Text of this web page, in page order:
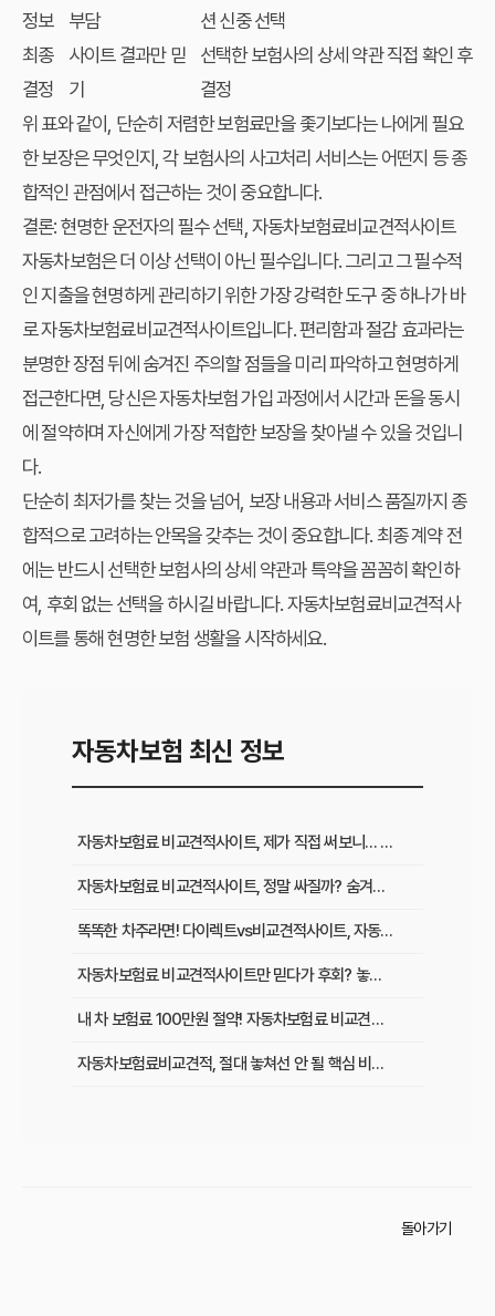
정보
부담
션 신중 선택
최종
결정
사이트 결과만 믿
기
선택한 보험사의 상세 약관 직접 확인 후
결정
위 표와 같이, 단순히 저렴한 보험료만을 좇기보다는 나에게 필요
한 보장은 무엇인지, 각 보험사의 사고처리 서비스는 어떤지 등 종
합적인 관점에서 접근하는 것이 중요합니다.
결론: 현명한 운전자의 필수 선택, 자동차보험료비교견적사이트
자동차보험은 더 이상 선택이 아닌 필수입니다. 그리고 그 필수적
인 지출을 현명하게 관리하기 위한 가장 강력한 도구 중 하나가 바
로자동차보험료비교견적사이트입니다. 편리함과 절감 효과라는
분명한 장점 뒤에 숨겨진 주의할 점들을 미리 파악하고 현명하게
접근한다면, 당신은 자동차보험 가입 과정에서 시간과 돈을 동시
에 절약하며 자신에게 가장 적합한 보장을 찾아낼 수 있을 것입니
다.
단순히 최저가를 찾는 것을 넘어, 보장 내용과 서비스 품질까지 종
합적으로 고려하는 안목을 갖추는 것이 중요합니다. 최종 계약 전
에는 반드시 선택한 보험사의 상세 약관과 특약을 꼼꼼히 확인하
여, 후회 없는 선택을 하시길 바랍니다. 자동차보험료비교견적사
이트를 통해 현명한 보험 생활을 시작하세요.
자동차보험 최신 정보
자동차보험료 비교견적사이트, 제가 직접 써보니… 갱신 전 꼭 알아야 할 것들
자동차보험료 비교견적사이트, 정말 싸질까? 숨겨진 혜택과 단점 완벽 해부
똑똑한 차주라면! 다이렉트vs비교견적사이트, 자동차보험료 할인율 전격 비교
자동차보험료 비교견적사이트만 믿다가 후회? 놓치기 쉬운 ‘이것’ 확인하세요!
내 차 보험료 100만원 절약! 자동차보험료 비교견적사이트 활용 꿀팁 5가지
자동차보험료비교견적, 절대 놓쳐선 안 될 핵심 비교 항목 5가지
돌아가기